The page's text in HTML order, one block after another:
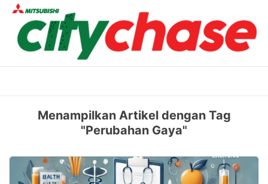
Skip
content
Menampilkan Artikel dengan Tag
"Perubahan Gaya"